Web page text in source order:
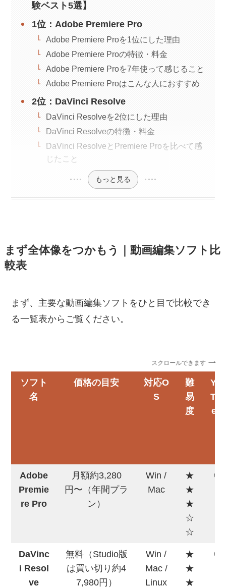
験ベスト5選】
1位：Adobe Premiere Pro
Adobe Premiere Proを1位にした理由
Adobe Premiere Proの特徴・料金
Adobe Premiere Proを7年使って感じること
Adobe Premiere Proはこんな人におすすめ
2位：DaVinci Resolve
DaVinci Resolveを2位にした理由
DaVinci Resolveの特徴・料金
DaVinci ResolveとPremiere Proを比べて感
じたこと
もっと見る
まず全体像をつかもう｜動画編集ソフト比
較表
まず、主要な動画編集ソフトをひと目で比較でき
る一覧表からご覧ください。
スクロールできます
ソフト
名
価格の目安
対応O
S
難
易
度
e向
Adobe
Premie
re Pro
月額約3,280
円〜（年間プラ
ン）
Win /
Mac
★
★
★
☆
☆
◎
DaVinc
i Resol
ve
無料（Studio版
は買い切り約4
7,980円）
Win /
Mac /
Linux
★
★
★
◎